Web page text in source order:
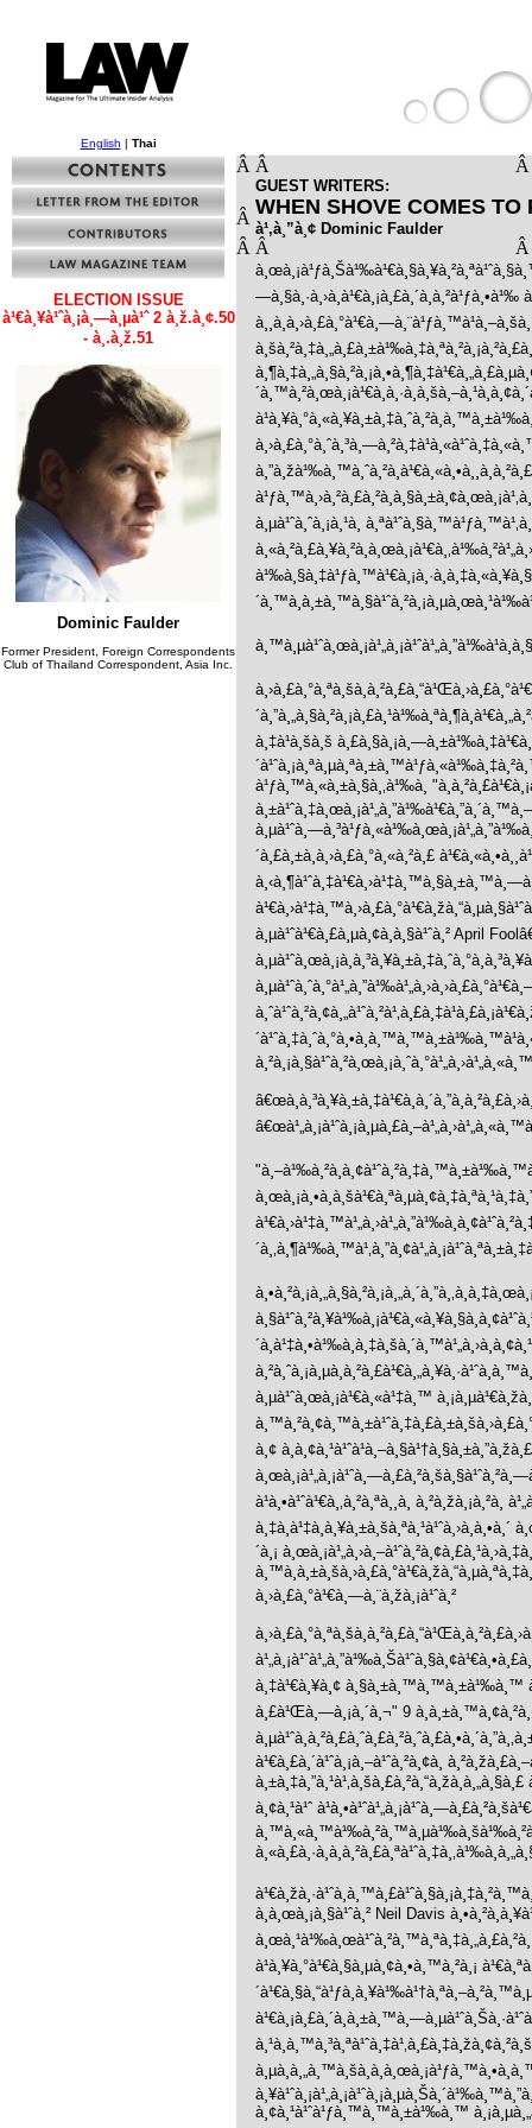
English | Thai
ELECTION ISSUE
à¹€à¸¥à¹ˆà¸¡à¸—à¸µà¹ˆ 2 à¸ž.à¸¢.50
- à¸.à¸ž.51
Dominic Faulder
Former President, Foreign Correspondents
Club of Thailand Correspondent, Asia Inc.
Â Â
Â
GUEST WRITERS:
WHEN SHOVE COMES TO
à¹‚à¸”à¸¢ Dominic Faulder
Â Â
à¸µà¹ˆà¸ˆà¸¡à¸¹à¸
à¸‡à¹à¸šà¸š
à¹ƒà¸™à¸«à¸±à¸§à¸‚à¹‰à¸­
´à¸£à¸±à¸à¸›à¸£à¸°à¸«à¸²à¸£
à¸µà¹ˆà¹€à¸£à¸µà¸¢à¸à¸§à¹ˆà¸² April
à¸²à¸¡à¸§à¹ˆà¸²à¸œà¸¡à¸ˆà¸°à¹„à¸›à¹„à¸«à¸™
à¸µà¹ˆà¸œà¸¡à¹€à¸«à¹‡à¸™
à¸¢
à¹à¸•à¹ˆà¹€à¸‚à¸²à¸ªà¸¸à¸
´à¸¡
à¸›à¸£à¸°à¹€à¸—à¸¨à¸žà¸¡à¹ˆà¸²
à¸‡à¹€à¸¥à¸¢ à¸§à¸±à¸™à¸™à¸±à¹‰à¸™
à¸£à¹Œà¸—à¸¡à¸´à¸¬" 9
à¹€à¸£à¸´à¹ˆà¸¡à¸–à¹ˆà¸²à¸¢à¸
à¸¢à¸¹à¹ˆ
à¸à¸œà¸¡à¸§à¹ˆà¸² Neil Davis
à¹à¸¥à¸°à¹€à¸§à¸µà¸¢à¸•à¸™à¸²à¸¡
à¸¢à¸¹à¹ˆà¹ƒà¸™à¸™à¸±à¹‰à¸™